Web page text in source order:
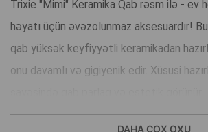
Trixie "Mimi" Keramika Qab rəsm ilə - ev
həyatı üçün əvəzolunmaz aksesuardır!
qab yüksək keyfiyyətli keramikadan
onu davamlı və gigiyenik edir. Xüsusi
DAHA ÇOX OXU